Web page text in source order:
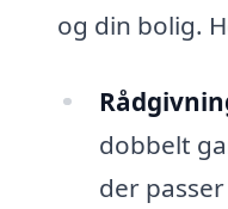
og din bolig.
dobbelt
der